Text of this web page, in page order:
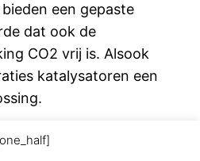
een gepaste
dat ook de
CO2 vrij is. Alsook
katalysatoren een